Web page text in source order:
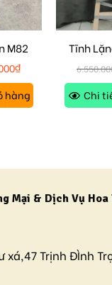
M82
₫
hàng
Tĩnh
Chi
Mại & Dịch Vụ Hoa
xá,47 Trịnh ĐÌnh